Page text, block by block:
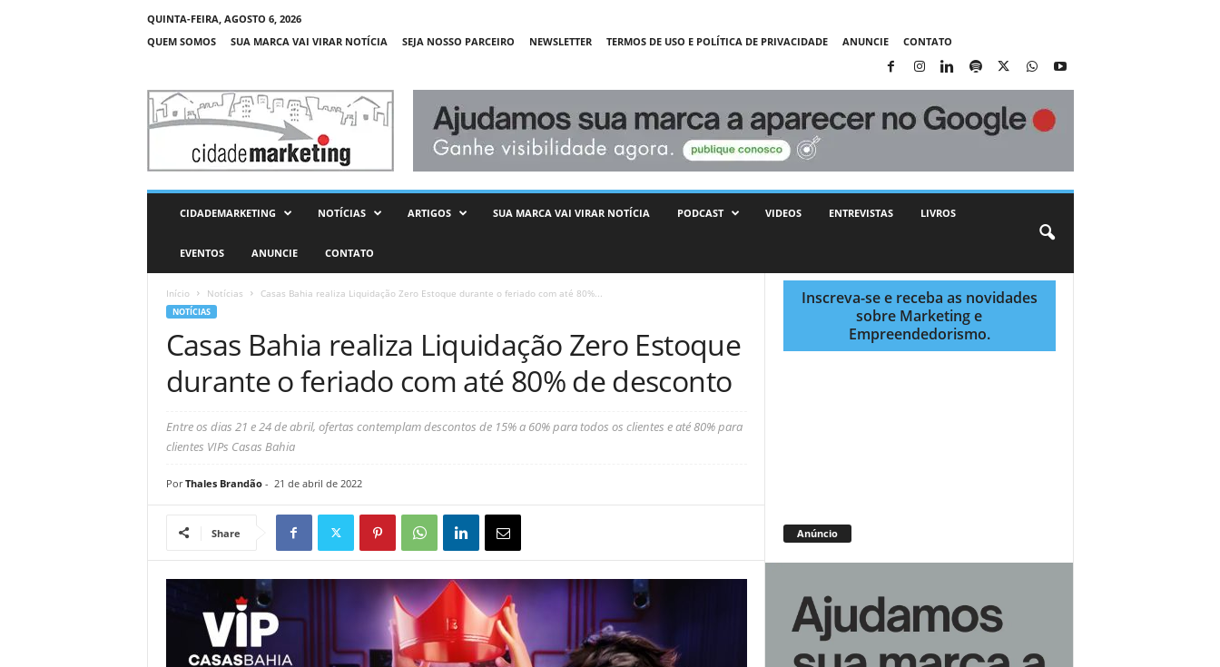
QUINTA-FEIRA, AGOSTO 6, 2026
QUEM SOMOS
SUA MARCA VAI VIRAR NOTÍCIA SEJA NOSSO PARCEIRO NEWSLETTER TERMOS DE USO E POLÍTICA DE PRIVACIDADE ANUNCIE CONTATO
C
d
CIDADEMARKETING NOTÍCIAS ARTIGOS SUA MARCA VAI VIRAR NOTÍCIA PODCAST VIDEOS ENTREVISTAS LIVROS
EVENTOS ANUNCIE CONTATO
Início Notícias Casas Bahia realiza Liquidação Zero Estoque durante o feriado com até 80%...
NOTÍCIAS
Casas Bahia realiza Liquidação Zero Estoque
durante o feriado com até 80% de desconto
Entre os dias 21 e 24 de abril, ofertas contemplam descontos de 15% a 60% para todos os clientes e até 80% para
clientes VIPs Casas Bahia
Por Thales Brandão- 21 de abril de 2022
Share
Inscreva-se e receba as novidades
sobre Marketing e
Empreendedorismo.
Anúncio